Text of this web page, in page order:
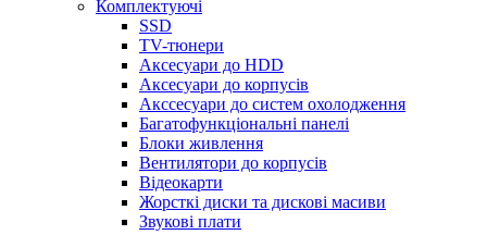
Комплектуючi
SSD
TV-тюнери
Аксесуари до HDD
Аксесуари до корпусів
Акссесуари до систем охолодження
Багатофункціональні панелі
Блоки живлення
Вентилятори до корпусів
Відеокарти
Жорсткі диски та дискові масиви
Звукові плати